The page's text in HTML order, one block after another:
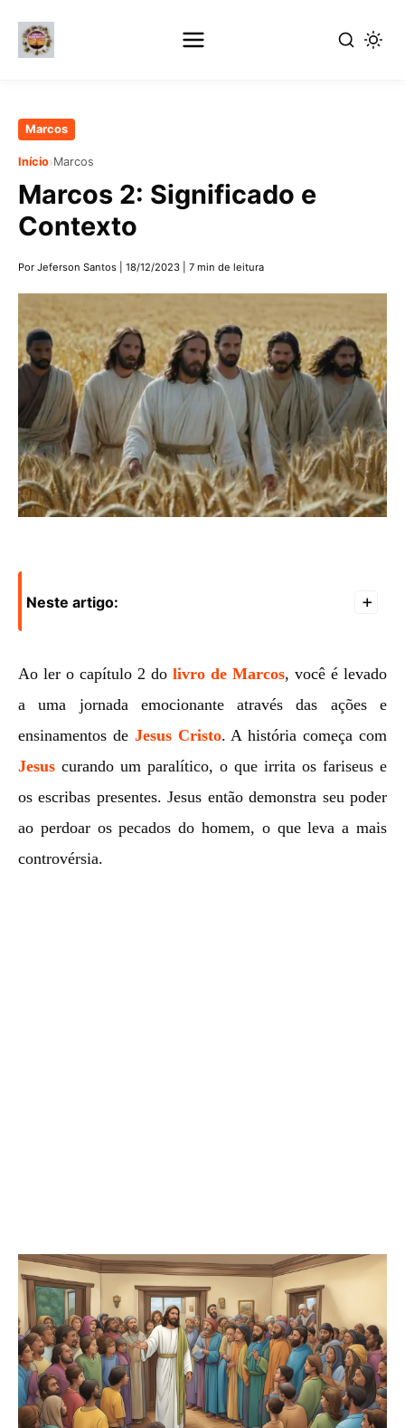
Pular
conteúdo
principal
Marcos
Início›Marcos
Marcos 2: Significado e
Contexto
Por Jeferson Santos 18/12/2023 7 min de leitura
Neste artigo: +
Ao ler o capítulo 2 do livro de Marcos, você é levado
a uma jornada emocionante através das ações e
ensinamentos de Jesus Cristo. A história começa com
Jesus curando um paralítico, o que irrita os fariseus e
os escribas presentes. Jesus então demonstra seu poder
ao perdoar os pecados do homem, o que leva a mais
controvérsia.